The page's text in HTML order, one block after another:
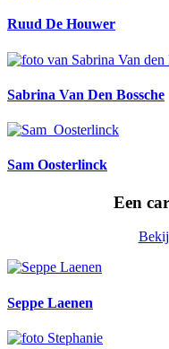
Ruud De Houwer
Sabrina Van Den Bossche
Sam Oosterlinck
Een
Seppe Laenen